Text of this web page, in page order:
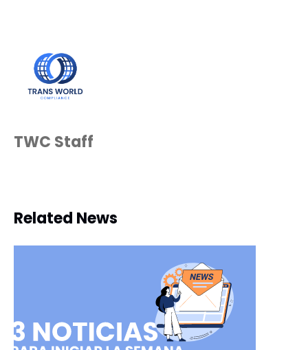
TWC Staff
Related News